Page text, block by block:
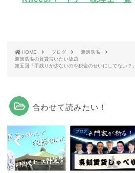
HOME ブログ
渡邊浩滋
渡邊浩滋の賃貸言いたい放題
第五回「手残りが少ないのを税金のせいにしてない？」
合わせて読みたい！
ブログ